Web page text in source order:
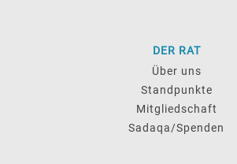
DER RAT
Über uns
Standpunkte
Mitgliedschaft
Sadaqa/Spenden